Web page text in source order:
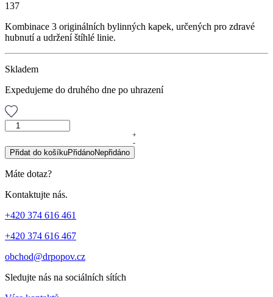
137
Kombinace 3 originálních bylinných kapek, určených pro zdravé
hubnutí a udržení štíhlé linie.
Skladem
Expedujeme do druhého dne po uhrazení
Bylinná
Dr.
Popova
HUBNUTÍ
množství
+
-
Přidat do košíkuPřidánoNepřidáno
Máte dotaz?
Kontaktujte nás.
+420 374 616 461
+420 374 616 467
obchod@drpopov.cz
Sledujte nás na sociálních sítích